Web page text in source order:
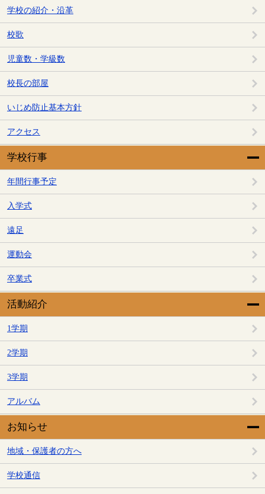
学校の紹介・沿革
校歌
児童数・学級数
校長の部屋
いじめ防止基本方針
アクセス
学校行事
年間行事予定
入学式
遠足
運動会
卒業式
活動紹介
1学期
2学期
3学期
アルバム
お知らせ
地域・保護者の方へ
学校通信